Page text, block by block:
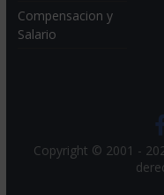
Compensacion y
Salario
Copyright © 2001 -